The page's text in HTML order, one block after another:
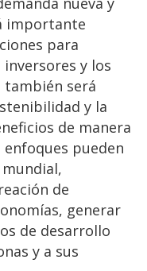
importante
para
y los
también será
y la
de manera
pueden
de
generar
de desarrollo
y a sus